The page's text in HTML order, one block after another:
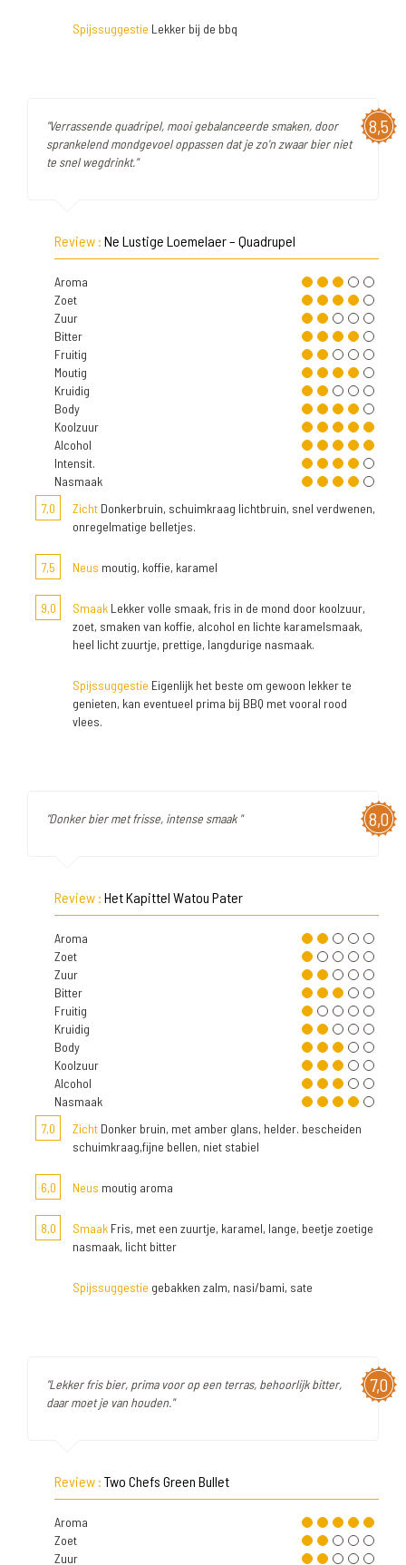
Spijssuggestie Lekker bij de bbq
8,5
"Verrassende quadripel, mooi gebalanceerde smaken, door
sprankelend mondgevoel oppassen dat je zo'n zwaar bier niet
te snel wegdrinkt."
Review : Ne Lustige Loemelaer – Quadrupel
Aroma
Zoet
Zuur
Bitter
Fruitig
Moutig
Kruidig
Body
Koolzuur
Alcohol
Intensit.
Nasmaak
7,0
Zicht Donkerbruin, schuimkraag lichtbruin, snel verdwenen,
onregelmatige belletjes.
7,5 Neus moutig, koffie, karamel
9,0 Smaak Lekker volle smaak, fris in de mond door koolzuur,
zoet, smaken van koffie, alcohol en lichte karamelsmaak,
heel licht zuurtje, prettige, langdurige nasmaak.
Spijssuggestie Eigenlijk het beste om gewoon lekker te
genieten, kan eventueel prima bij BBQ met vooral rood
vlees.
8,0
"Donker bier met frisse, intense smaak "
Review : Het Kapittel Watou Pater
Aroma
Zoet
Zuur
Bitter
Fruitig
Kruidig
Body
Koolzuur
Alcohol
Nasmaak
7,0
Zicht Donker bruin, met amber glans, helder. bescheiden
schuimkraag,fijne bellen, niet stabiel
6,0 Neus moutig aroma
8,0 Smaak Fris, met een zuurtje, karamel, lange, beetje zoetige
nasmaak, licht bitter
Spijssuggestie gebakken zalm, nasi/bami, sate
7,0
"Lekker fris bier, prima voor op een terras, behoorlijk bitter,
daar moet je van houden."
Review : Two Chefs Green Bullet
Aroma
Zoet
Zuur